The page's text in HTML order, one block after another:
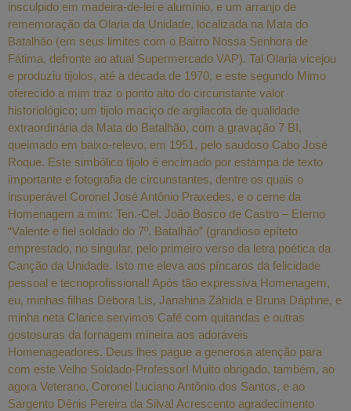
insculpido em madeira-de-lei e alumínio, e um arranjo de
rememoração da Olaria da Unidade, localizada na Mata do
Batalhão (em seus limites com o Bairro Nossa Senhora de
Fátima, defronte ao atual Supermercado VAP). Tal Olaria vicejou
e produziu tijolos, até a década de 1970, e este segundo Mimo
oferecido a mim traz o ponto alto do circunstante valor
historiológico; um tijolo maciço de argilacota de qualidade
extraordinária da Mata do Batalhão, com a gravação 7 BI,
queimado em baixo-relevo, em 1951, pelo saudoso Cabo José
Roque. Este simbólico tijolo é encimado por estampa de texto
importante e fotografia de circunstantes, dentre os quais o
insuperável Coronel José Antônio Praxedes, e o cerne da
Homenagem a mim: Ten.-Cel. João Bosco de Castro – Eterno
“Valente e fiel soldado do 7º. Batalhão” (grandioso epíteto
emprestado, no singular, pelo primeiro verso da letra poética da
Canção da Unidade. Isto me eleva aos píncaros da felicidade
pessoal e tecnoprofissional! Após tão expressiva Homenagem,
eu, minhas filhas Débora Lis, Janahina Záhida e Bruna Dáphne, e
minha neta Clarice servimos Café com quitandas e outras
gostosuras da fornagem mineira aos adoráveis
Homenageadores. Deus lhes pague a generosa atenção para
com este Velho Soldado-Professor! Muito obrigado, também, ao
agora Veterano, Coronel Luciano Antônio dos Santos, e ao
Sargento Dênis Pereira da Silva! Acrescento agradecimento